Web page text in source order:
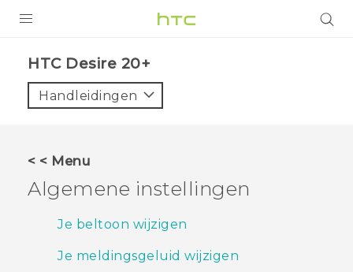
VIVE
HTC Desire 20+‎
Handleidingen
< < Menu
Algemene instellingen
Je beltoon wijzigen
Je meldingsgeluid wijzigen